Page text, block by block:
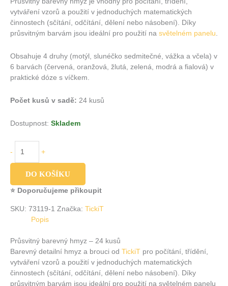
vytváření vzorů a použití v jednoduchých matematických
činnostech (sčítání, odčítání, dělení nebo násobení). Díky
průsvitným barvám jsou ideální pro použití na světelném panelu
Obsahuje 4 druhy (motýl, slunéčko sedmitečné, vážka a včela) v
6 barvách (červená, oranžová, žlutá, zelená, modrá a fialová) v
praktické dóze s víčkem.
Počet kusů v sadě: 24 kusů
Dostupnost: Skladem
- +
DO KOŠÍKU
⭐ Doporučujeme přikoupit
SKU: 73119-1 Značka: TickiT
Popis
Průsvitný barevný hmyz – 24 kusů
Barevný detailní hmyz a brouci od TickiT pro počítání, třídění,
vytváření vzorů a použití v jednoduchých matematických
činnostech (sčítání, odčítání, dělení nebo násobení). Díky
průsvitným barvám jsou ideální pro použití na světelném panelu